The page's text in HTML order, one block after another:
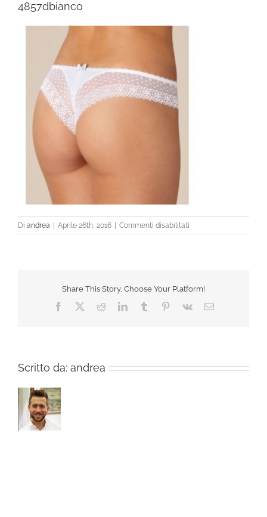
4857dbianco
Di andrea Aprile 26th, 2016 Commenti disabilitati
4857dbianco
Share This Story, Choose Your Platform!
Facebook RedditLinkedInTumblr Pinterest
Vk Email
Scritto da: andrea